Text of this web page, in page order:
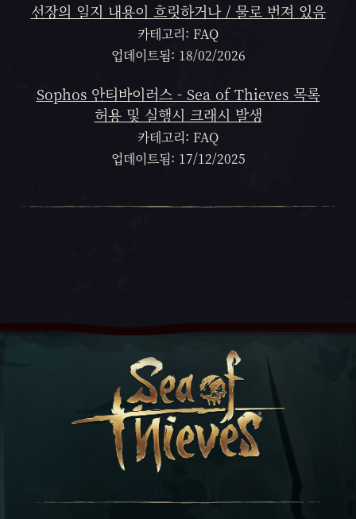
선장의 일지 내용이 흐릿하거나 / 물로 번져 있음
카테고리: FAQ
업데이트됨: 18/02/2026
Sophos 안티바이러스 - Sea of Thieves 목록
허용 및 실행시 크래시 발생
카테고리: FAQ
업데이트됨: 17/12/2025